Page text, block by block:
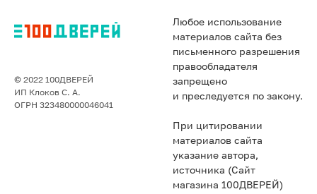
© 2022 100ДВЕРЕЙ
ИП Клоков С. А.
ОГРН 323480000046041
Любое использование
материалов сайта без
письменного разрешения
правообладателя
запрещено
и преследуется по закону.
При цитировании
материалов сайта
указание автора,
источника (Сайт
магазина 100ДВЕРЕЙ)